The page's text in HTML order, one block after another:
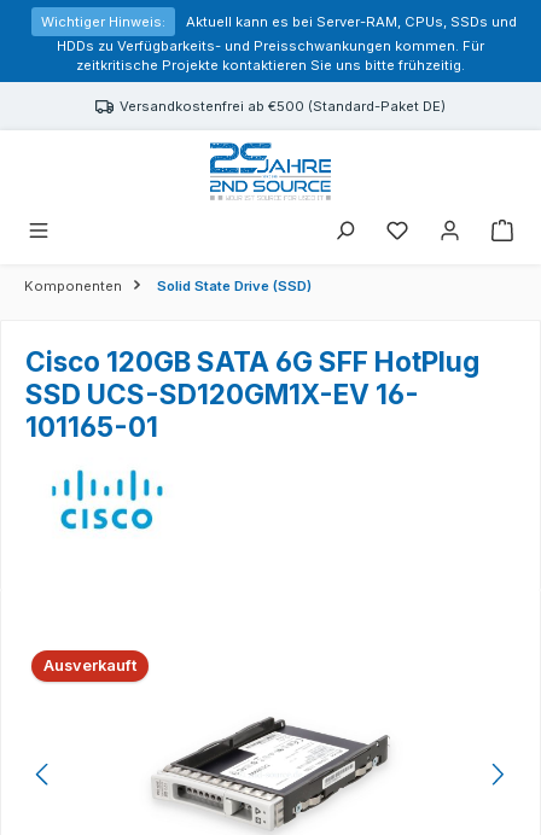
springen
Wichtiger Hinweis:
Aktuell kann es bei Server-RAM, CPUs, SSDs und
HDDs zu Verfügbarkeits- und Preisschwankungen kommen. Für
zeitkritische Projekte kontaktieren Sie uns bitte frühzeitig.
Versandkostenfrei ab €500 (Standard-Paket DE)
Sie haben 0
Komponenten Solid State Drive (SSD)
Cisco 120GB SATA 6G SFF HotPlug
SSD UCS-SD120GM1X-EV 16-
101165-01
Bildergalerie überspringen
Ausverkauft